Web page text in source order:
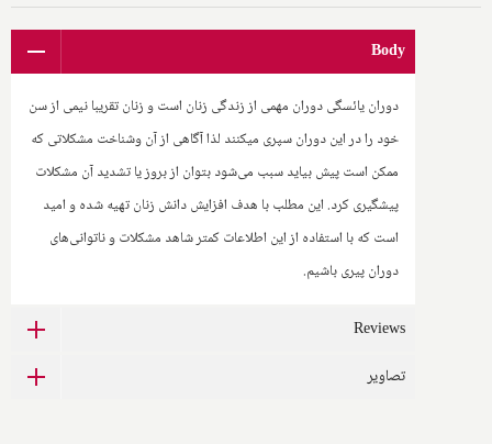
Body
دوران یائسگی دوران مهمی از زندگی زنان است و زنان تقریبا نیمی از سن
خود را در این دوران سپری میکنند لذا آگاهی از آن وشناخت مشکلاتی که
ممکن است پیش بیاید سبب می‌شود بتوان از بروز یا تشدید آن مشکلات
پیشگیری کرد. این مطلب با هدف افزایش دانش زنان تهیه شده و امید
است که با استفاده از این اطلاعات کمتر شاهد مشکلات و ناتوانی‌های
دوران پیری باشیم.
Reviews
تصاویر